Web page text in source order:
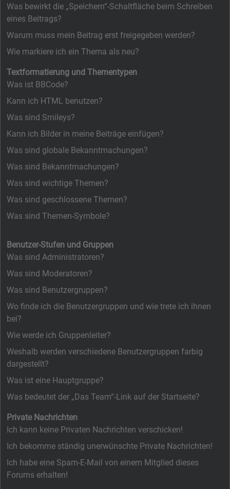
Was bewirkt die „Speichern“-Schaltfläche beim Schreiben
eines Beitrags?
Warum muss mein Beitrag erst freigegeben werden?
Wie markiere ich ein Thema als neu?
Textformatierung und Thementypen
Was ist BBCode?
Kann ich HTML benutzen?
Was sind Smileys?
Kann ich Bilder in meine Beiträge einfügen?
Was sind globale Bekanntmachungen?
Was sind Bekanntmachungen?
Was sind wichtige Themen?
Was sind geschlossene Themen?
Was sind Themen-Symbole?
Benutzer-Stufen und Gruppen
Was sind Administratoren?
Was sind Moderatoren?
Was sind Benutzergruppen?
Wo finde ich die Benutzergruppen und wie trete ich ihnen
bei?
Wie werde ich Gruppenleiter?
Weshalb werden verschiedene Benutzergruppen farbig
dargestellt?
Was ist eine Hauptgruppe?
Was bedeutet der „Das Team“-Link auf der Startseite?
Private Nachrichten
Ich kann keine Privaten Nachrichten verschicken!
Ich bekomme ständig unerwünschte Private Nachrichten!
Ich habe eine Spam-E-Mail von einem Mitglied dieses
Forums erhalten!